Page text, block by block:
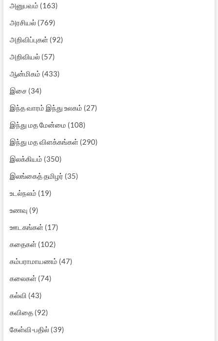
அனுபவம் (163)
அரசியல்(769)
அறிவிப்புகள்(92)
அறிவியல்(57)
ஆன்மிகம் (433)
இசை(34)
இந்த வாரம் இந்து உலகம் (27)
இந்து மத மேன்மை (108)
இந்து மத விளக்கங்கள்(290)
இலக்கியம் (350)
இலங்கைத் தமிழர் (35)
உடல்நலம் (19)
உணவு (9)
ஊடகங்கள்(17)
கதைகள்(102)
கம்பராமாயணம் (47)
கலைகள்(74)
கல்வி (43)
கவிதை(92)
கேள்வி-பதில்(39)